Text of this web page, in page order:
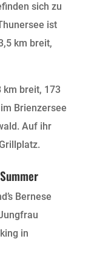
sich zu
ist
km breit,
km breit, 173
Brienzersee
Auf ihr
Bernese
in